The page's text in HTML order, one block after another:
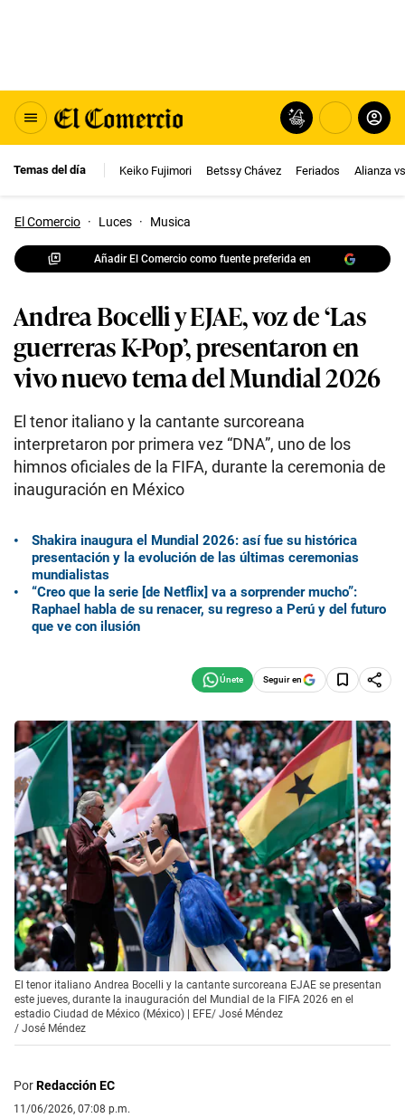
Temas del día Keiko Fujimori Betssy Chávez Feriados Alianza
El Comercio · Luces · Musica
Añadir El Comercio como fuente preferida en
Andrea Bocelli y EJAE, voz de ‘Las
guerreras K-Pop’, presentaron en
vivo nuevo tema del Mundial 2026
El tenor italiano y la cantante surcoreana
interpretaron por primera vez “DNA”, uno de los
himnos oficiales de la FIFA, durante la ceremonia de
inauguración en México
Shakira inaugura el Mundial 2026: así fue su histórica
presentación y la evolución de las últimas ceremonias
mundialistas
“Creo que la serie [de Netflix] va a sorprender mucho”:
Raphael habla de su renacer, su regreso a Perú y del futuro
que ve con ilusión
Seguir en
El tenor italiano Andrea Bocelli y la cantante surcoreana EJAE se presentan
este jueves, durante la inauguración del Mundial de la FIFA 2026 en el
estadio Ciudad de México (México) | EFE/ José Méndez
/ José Méndez
PorRedacción EC
11/06/2026, 07:08 p.m.